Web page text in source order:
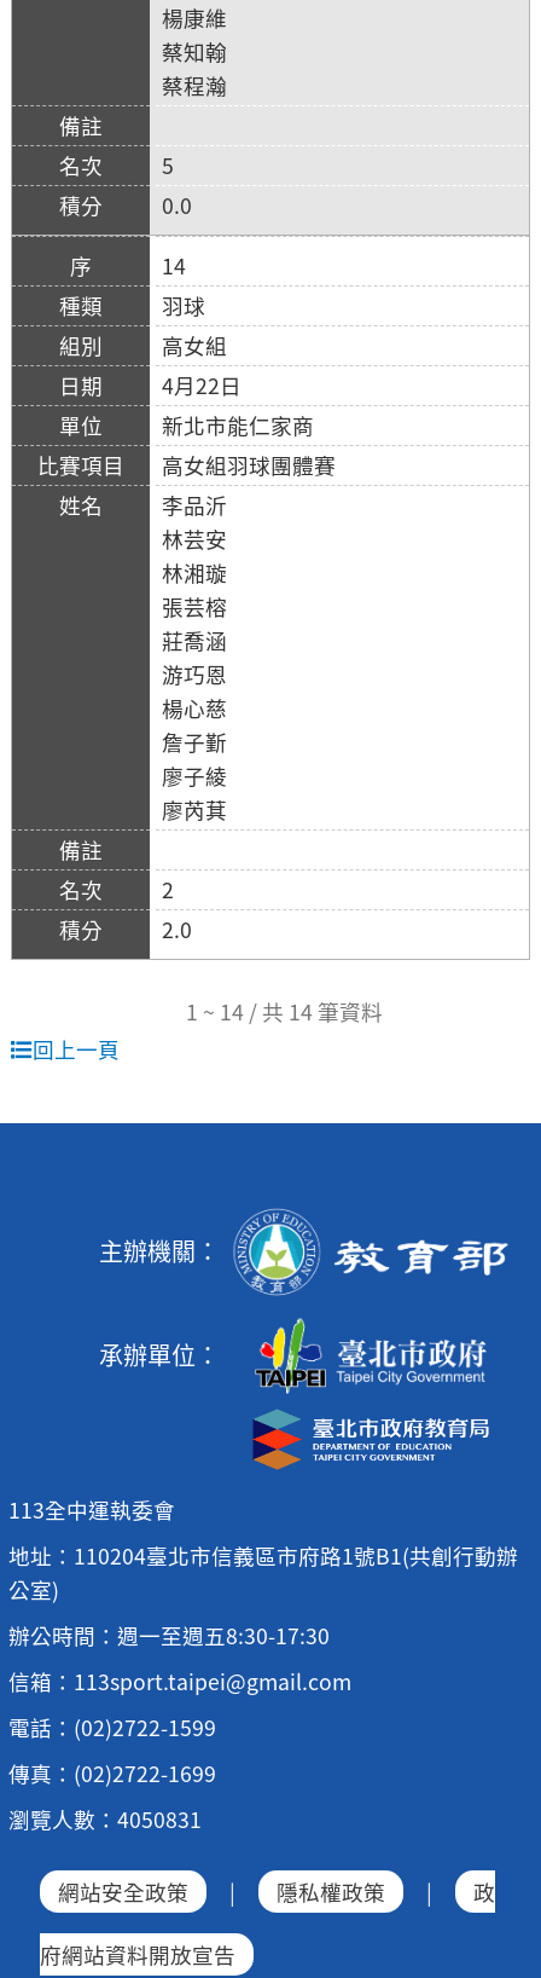
楊康維
蔡知翰
蔡程瀚
5
0.0
14
羽球
高女組
4月22日
新北市能仁家商
高女組羽球團體賽
李品沂
林芸安
林湘璇
張芸榕
莊喬涵
游巧恩
楊心慈
詹子斳
廖子綾
廖芮萁
2
2.0
1 ~ 14 / 共 14 筆資料
回上一頁
主辦機關：
承辦單位：
113全中運執委會
地址：110204臺北市信義區市府路1號B1(共創行動辦
公室)
辦公時間：週一至週五8:30-17:30
信箱：113sport.taipei@gmail.com
電話：(02)2722-1599
傳真：(02)2722-1699
瀏覽人數：4050831
網站安全政策 | 隱私權政策 | 政
府網站資料開放宣告